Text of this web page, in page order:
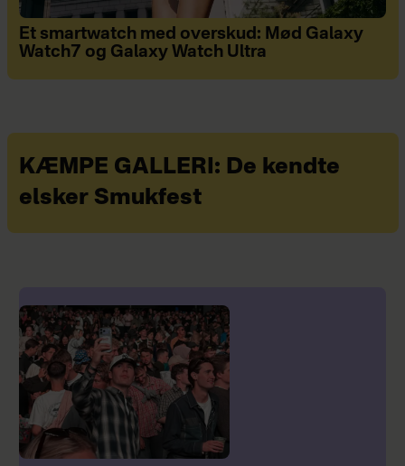
Et smartwatch med overskud: Mød Galaxy
Watch7 og Galaxy Watch Ultra
KÆMPE GALLERI: De kendte
elsker Smukfest